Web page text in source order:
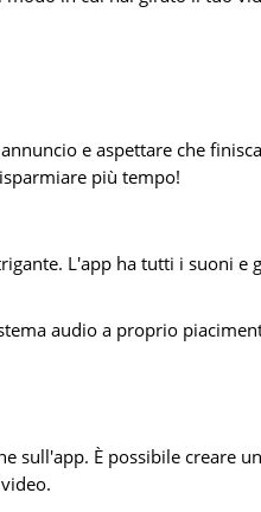
e aspettare che
più tempo!
L'app ha tutti i suoni e
audio a proprio
sull'app. È possibile creare un